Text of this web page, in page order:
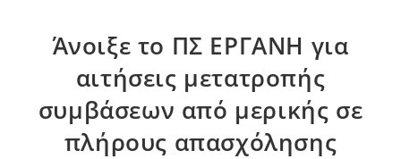
Άνοιξε το ΠΣ ΕΡΓΑΝΗ για
αιτήσεις μετατροπής
συμβάσεων από μερικής σε
πλήρους απασχόλησης